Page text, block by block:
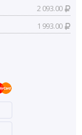
2 093.00
1 993.00